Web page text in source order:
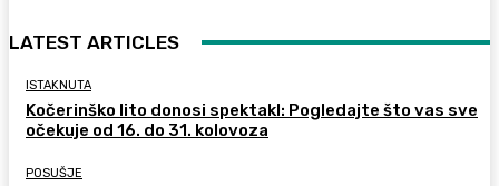
LATEST ARTICLES
ISTAKNUTA
Kočerinško lito donosi spektakl: Pogledajte što vas sve
očekuje od 16. do 31. kolovoza
POSUŠJE